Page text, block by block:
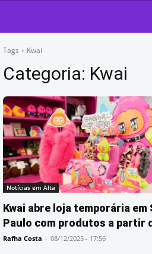
Tags Kwai
Categoria: Kwai
Notícias em Alta
Kwai abre loja temporária em
Paulo com produtos a partir
Rafha Costa - 08/12/2025 - 17:56